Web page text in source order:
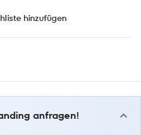
hinzufügen
anfragen!